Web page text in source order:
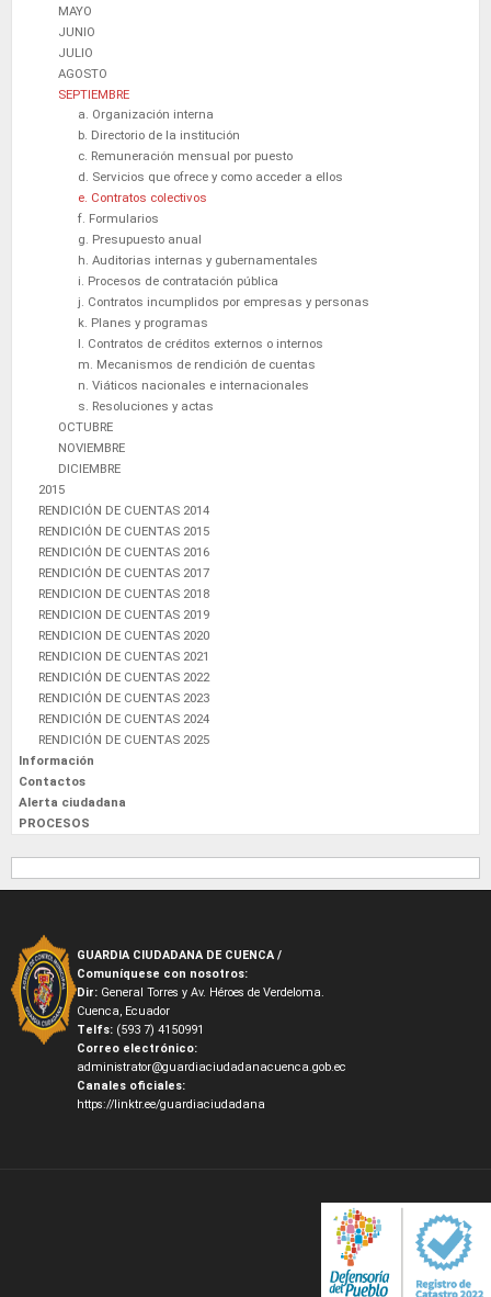
MAYO
JUNIO
JULIO
AGOSTO
SEPTIEMBRE
a. Organización interna
b. Directorio de la institución
c. Remuneración mensual por puesto
d. Servicios que ofrece y como acceder a ellos
e. Contratos colectivos
f. Formularios
g. Presupuesto anual
h. Auditorias internas y gubernamentales
i. Procesos de contratación pública
j. Contratos incumplidos por empresas y personas
k. Planes y programas
l. Contratos de créditos externos o internos
m. Mecanismos de rendición de cuentas
n. Viáticos nacionales e internacionales
s. Resoluciones y actas
OCTUBRE
NOVIEMBRE
DICIEMBRE
2015
RENDICIÓN DE CUENTAS 2014
RENDICIÓN DE CUENTAS 2015
RENDICIÓN DE CUENTAS 2016
RENDICIÓN DE CUENTAS 2017
RENDICION DE CUENTAS 2018
RENDICION DE CUENTAS 2019
RENDICION DE CUENTAS 2020
RENDICION DE CUENTAS 2021
RENDICIÓN DE CUENTAS 2022
RENDICIÓN DE CUENTAS 2023
RENDICIÓN DE CUENTAS 2024
RENDICIÓN DE CUENTAS 2025
Información
Contactos
Alerta ciudadana
PROCESOS
GUARDIA CIUDADANA DE CUENCA /
Comuníquese con nosotros:
Dir: General Torres y Av. Héroes de Verdeloma.
Cuenca, Ecuador
Telfs: (593 7) 4150991
Correo electrónico:
administrator@guardiaciudadanacuenca.gob.ec
Canales oficiales:
https://linktr.ee/guardiaciudadana